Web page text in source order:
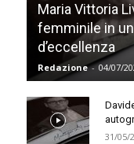
Maria Vittoria
femminile in
d’eccellenza
Redazione - 04/07/
31/05/